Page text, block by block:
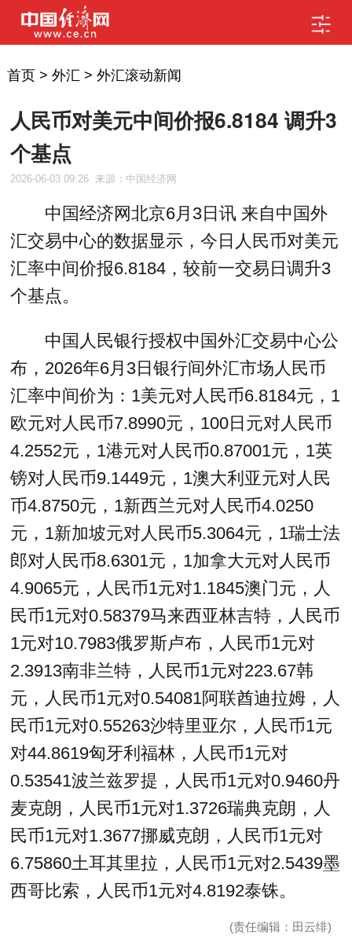
首页> 外汇 > 外汇滚动新闻
人民币对美元中间价报6.8184 调升3
个基点
2026-06-03 09:26 来源：中国经济网
中国经济网北京6月3日讯 来自中国外
汇交易中心的数据显示，今日人民币对美元
汇率中间价报6.8184，较前一交易日调升3
个基点。
中国人民银行授权中国外汇交易中心公
布，2026年6月3日银行间外汇市场人民币
汇率中间价为：1美元对人民币6.8184元，1
欧元对人民币7.8990元，100日元对人民币
4.2552元，1港元对人民币0.87001元，1英
镑对人民币9.1449元，1澳大利亚元对人民
币4.8750元，1新西兰元对人民币4.0250
元，1新加坡元对人民币5.3064元，1瑞士法
郎对人民币8.6301元，1加拿大元对人民币
4.9065元，人民币1元对1.1845澳门元，人
民币1元对0.58379马来西亚林吉特，人民币
1元对10.7983俄罗斯卢布，人民币1元对
2.3913南非兰特，人民币1元对223.67韩
元，人民币1元对0.54081阿联酋迪拉姆，人
民币1元对0.55263沙特里亚尔，人民币1元
对44.8619匈牙利福林，人民币1元对
0.53541波兰兹罗提，人民币1元对0.9460丹
麦克朗，人民币1元对1.3726瑞典克朗，人
民币1元对1.3677挪威克朗，人民币1元对
6.75860土耳其里拉，人民币1元对2.5439墨
西哥比索，人民币1元对4.8192泰铢。
(责任编辑：田云绯)